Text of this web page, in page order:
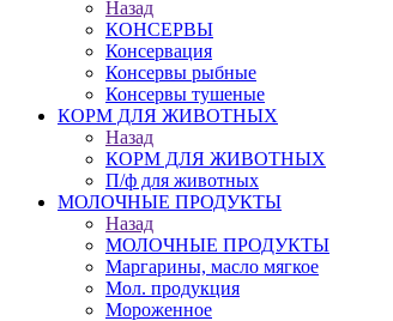
Назад
КОНСЕРВЫ
Консервация
Консервы рыбные
Консервы тушеные
КОРМ ДЛЯ ЖИВОТНЫХ
Назад
КОРМ ДЛЯ ЖИВОТНЫХ
П/ф для животных
МОЛОЧНЫЕ ПРОДУКТЫ
Назад
МОЛОЧНЫЕ ПРОДУКТЫ
Маргарины, масло мягкое
Мол. продукция
Мороженное